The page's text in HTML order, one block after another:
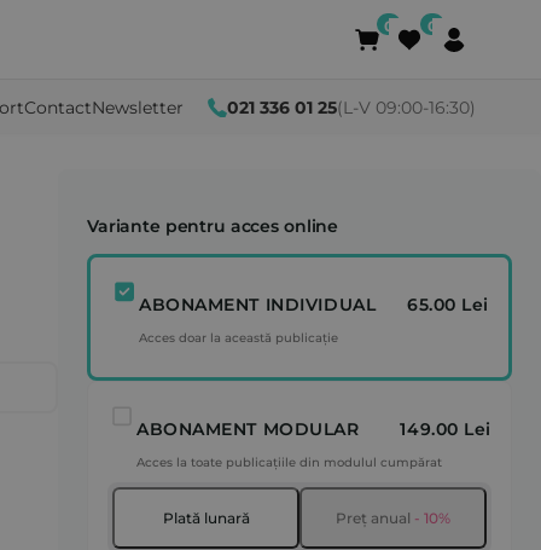
ContactNewsletter 021 336 01 25(L-V 09:00-16:30)
Variante pentru acces online
ABONAMENT INDIVIDUAL 65.00 Lei
Acces doar la această publicație
ABONAMENT MODULAR 149.00 Lei
Acces la toate publicațiile din modulul cumpărat
Plată lunară Preț anual - 10%